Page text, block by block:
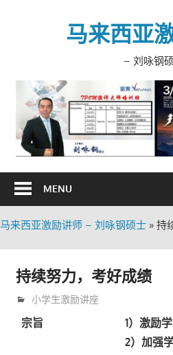
马来西亚
– 刘咏钢
MENU
马来西亚激励讲师 – 刘咏钢硕士 » 持
持续努力，考好成绩
8月 6, 2008
trainer
小学生激励讲座
宗旨
1）激励
2）加强